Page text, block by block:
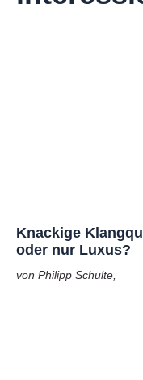
Knackige
oder nur Luxus?
von Philipp Schulte,